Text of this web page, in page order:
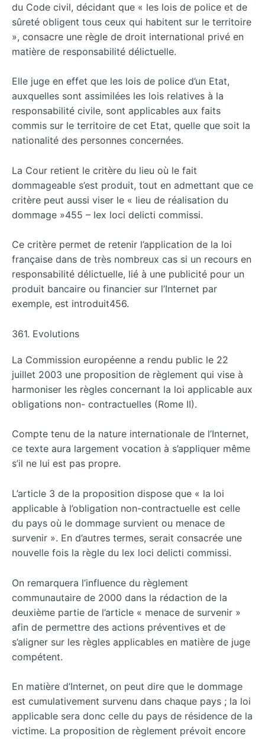
du Code civil, décidant que « les lois de police et de
sûreté obligent tous ceux qui habitent sur le territoire
», consacre une règle de droit international privé en
matière de responsabilité délictuelle.
Elle juge en effet que les lois de police d’un Etat,
auxquelles sont assimilées les lois relatives à la
responsabilité civile, sont applicables aux faits
commis sur le territoire de cet Etat, quelle que soit la
nationalité des personnes concernées.
La Cour retient le critère du lieu où le fait
dommageable s’est produit, tout en admettant que ce
critère peut aussi viser le « lieu de réalisation du
dommage »455 – lex loci delicti commissi.
Ce critère permet de retenir l’application de la loi
française dans de très nombreux cas si un recours en
responsabilité délictuelle, lié à une publicité pour un
produit bancaire ou financier sur l’Internet par
exemple, est introduit456.
361. Evolutions
La Commission européenne a rendu public le 22
juillet 2003 une proposition de règlement qui vise à
harmoniser les règles concernant la loi applicable aux
obligations non- contractuelles (Rome II).
Compte tenu de la nature internationale de l’Internet,
ce texte aura largement vocation à s’appliquer même
s’il ne lui est pas propre.
L’article 3 de la proposition dispose que « la loi
applicable à l’obligation non-contractuelle est celle
du pays où le dommage survient ou menace de
survenir ». En d’autres termes, serait consacrée une
nouvelle fois la règle du lex loci delicti commissi.
On remarquera l’influence du règlement
communautaire de 2000 dans la rédaction de la
deuxième partie de l’article « menace de survenir »
afin de permettre des actions préventives et de
s’aligner sur les règles applicables en matière de juge
compétent.
En matière d’Internet, on peut dire que le dommage
est cumulativement survenu dans chaque pays ; la loi
applicable sera donc celle du pays de résidence de la
victime. La proposition de règlement prévoit encore